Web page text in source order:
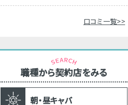
口コミ一覧>>
職種から契約店をみる
朝・昼キャバ